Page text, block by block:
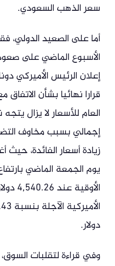
سعر الذهب السعودي.
أما على الصعيد الدولي،
إعلان الرئيس الأميركي
قرارا نهائيا بشأن الاتفاق
العام للأسعار لا يزال
إجمالي بسبب مخاوف
زيادة أسعار الفائدة، حيث
دولار.
وفي قراءة لتقلبات السوق،